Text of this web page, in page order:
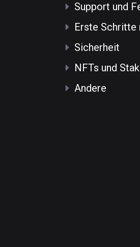
Support und
Erste Schritte
Sicherheit
NFTs und
Andere